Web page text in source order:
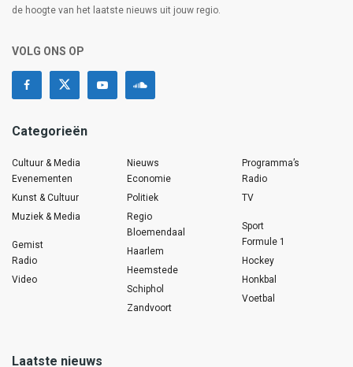
de hoogte van het laatste nieuws uit jouw regio.
VOLG ONS OP
Categorieën
Cultuur & Media
Evenementen
Kunst & Cultuur
Muziek & Media
Gemist
Radio
Video
Nieuws
Economie
Politiek
Regio
Bloemendaal
Haarlem
Heemstede
Schiphol
Zandvoort
Programma’s
Radio
TV
Sport
Formule 1
Hockey
Honkbal
Voetbal
Laatste nieuws